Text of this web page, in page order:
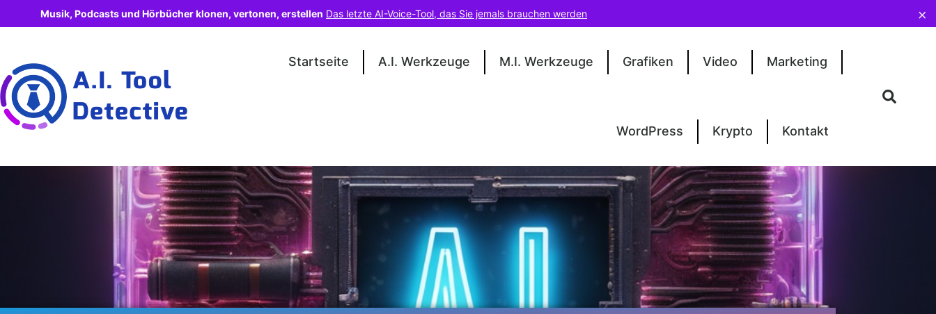
Startseite A.I. Werkzeuge M.I. Werkzeuge Grafiken Video Marketing
WordPress Krypto Kontakt
Musik, Podcasts und Hörbücher klonen, vertonen, erstellen Das letzte AI-Voice-Tool, das Sie jemals brauchen werden ×